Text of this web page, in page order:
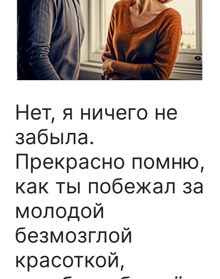
Нет, я ничего не
забыла.
Прекрасно помню,
как ты побежал за
молодой
безмозглой
красоткой,